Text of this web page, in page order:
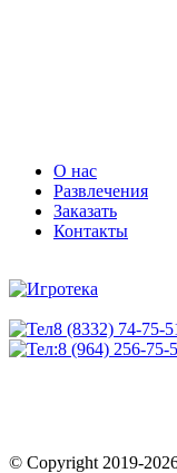
О нас
Развлечения
Заказать
Контакты
8 (8332) 74-75-
8 (964) 256-75-
© Copyright 2019-